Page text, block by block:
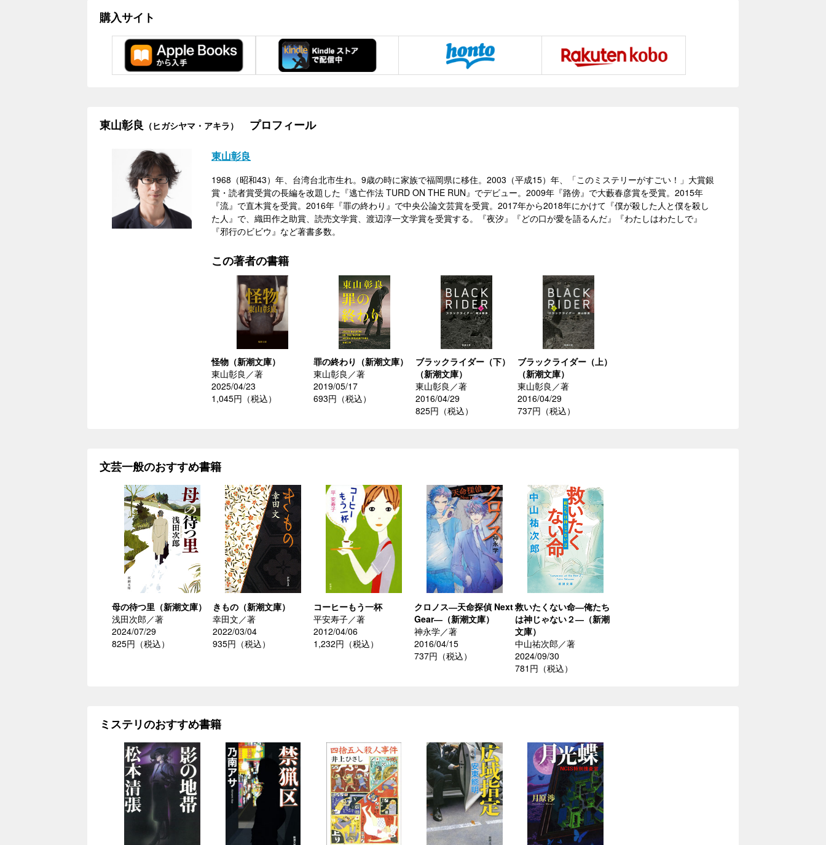
購入サイト
東山彰良 （ヒガシヤマ・アキラ） プロフィール
東山彰良
1968（昭和43）年、台湾台北市生れ。9歳の時に家族で福岡県に移住。2003（平成15）年、「このミステリーがすごい！」大賞銀
賞・読者賞受賞の長編を改題した『逃亡作法 TURD ON THE RUN』でデビュー。2009年『路傍』で大藪春彦賞を受賞。2015年
『流』で直木賞を受賞。2016年『罪の終わり』で中央公論文芸賞を受賞。2017年から2018年にかけて『僕が殺した人と僕を殺し
た人』で、織田作之助賞、読売文学賞、渡辺淳一文学賞を受賞する。『夜汐』『どの口が愛を語るんだ』『わたしはわたしで』
『邪行のビビウ』など著書多数。
この著者の書籍
怪物（新潮文庫）
東山彰良／著
2025/04/23
1,045円（税込）
罪の終わり（新潮文庫）
東山彰良／著
2019/05/17
693円（税込）
ブラックライダー（下）
（新潮文庫）
東山彰良／著
2016/04/29
825円（税込）
ブラックライダー（上）
（新潮文庫）
東山彰良／著
2016/04/29
737円（税込）
文芸一般のおすすめ書籍
母の待つ里（新潮文庫）
浅田次郎／著
2024/07/29
825円（税込）
きもの（新潮文庫）
幸田文／著
2022/03/04
935円（税込）
コーヒーもう一杯
平安寿子／著
2012/04/06
1,232円（税込）
クロノス―天命探偵 Next
Gear―（新潮文庫）
神永学／著
2016/04/15
737円（税込）
救いたくない命―俺たち
は神じゃない２―（新潮
文庫）
中山祐次郎／著
2024/09/30
781円（税込）
ミステリのおすすめ書籍